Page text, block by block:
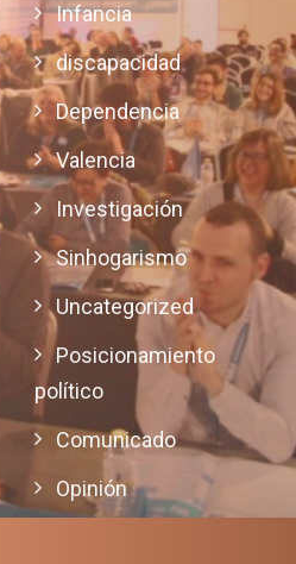
Infancia
discapacidad
Dependencia
Valencia
Investigación
Sinhogarismo
Uncategorized
Posicionamiento
político
Comunicado
Opinión